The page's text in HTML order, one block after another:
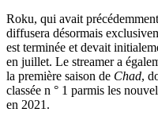
Roku, qui avait
diffusera désormais
est terminée et devait
en juillet. Le streamer a
la première saison de Chad,
classée n ° 1 parmis les
en 2021.